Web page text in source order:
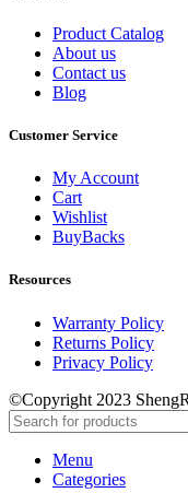
Product Catalog
About us
Contact us
Blog
Customer Service
My Account
Cart
Wishlist
BuyBacks
Resources
Warranty Policy
Returns Policy
Privacy Policy
©Copyright 2023
Menu
Categories